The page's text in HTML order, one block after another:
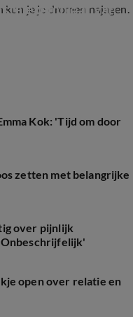
kun je je dromen najagen.
exemplaar van
Kok: 'Tijd om door
zetten met belangrijke
over pijnlijk
open over relatie en